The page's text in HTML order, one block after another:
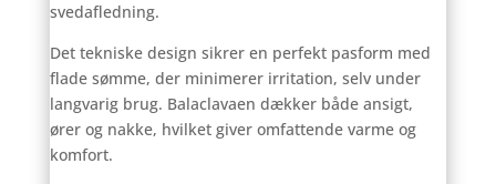
svedafledning.
Det tekniske design sikrer en perfekt pasform med
flade sømme, der minimerer irritation, selv under
langvarig brug. Balaclavaen dækker både ansigt,
ører og nakke, hvilket giver omfattende varme og
komfort.